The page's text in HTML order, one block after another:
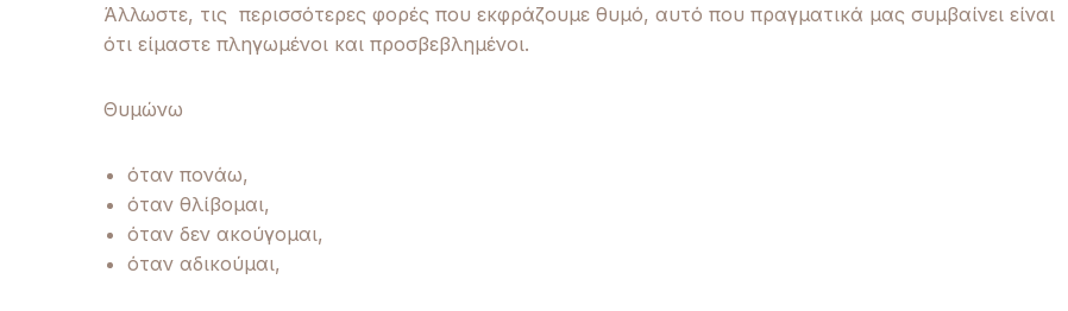
Άλλωστε, τις περισσότερες φορές που εκφράζουμε θυμό, αυτό που πραγματικά μας συμβαίνει είναι
ότι είμαστε πληγωμένοι και προσβεβλημένοι.
Θυμώνω
όταν πονάω,
όταν θλίβομαι,
όταν δεν ακούγομαι,
όταν αδικούμαι,